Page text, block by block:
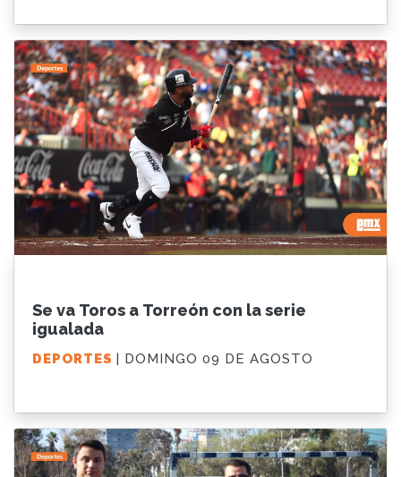
Se va Toros a Torreón con la serie
igualada
DEPORTES | DOMINGO 09 DE AGOSTO